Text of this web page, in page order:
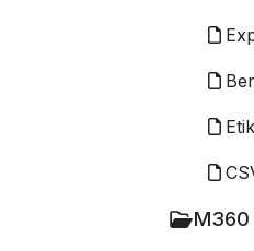
M360